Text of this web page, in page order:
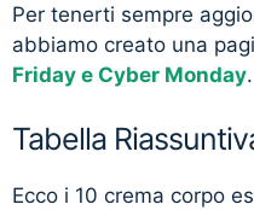
Per tenerti sempre
abbiamo creato una
Friday e Cyber Monday.
Tabella
Ecco i 10 crema corpo